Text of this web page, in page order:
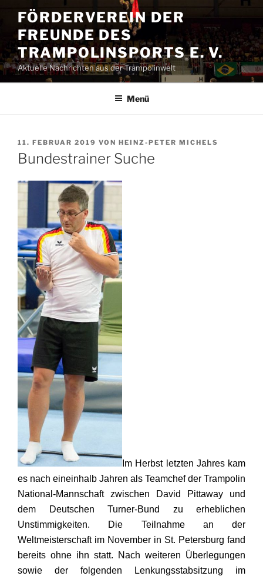
Inhalt
springen
FÖRDERVEREIN DER
FREUNDE DES
TRAMPOLINSPORTS E. V.
Aktuelle Nachrichten aus der Trampolinwelt
Menü
VERÖFFENTLICHT
AM
11. FEBRUAR 2019 VON HEINZ-PETER MICHELS
Bundestrainer Suche
Im Herbst letzten Jahres kam
es nach eineinhalb Jahren als Teamchef der Trampolin
National-Mannschaft zwischen David Pittaway und
dem Deutschen Turner-Bund zu erheblichen
Unstimmigkeiten. Die Teilnahme an der
Weltmeisterschaft im November in St. Petersburg fand
bereits ohne ihn statt. Nach weiteren Überlegungen
sowie der folgenden Lenkungsstabsitzung im